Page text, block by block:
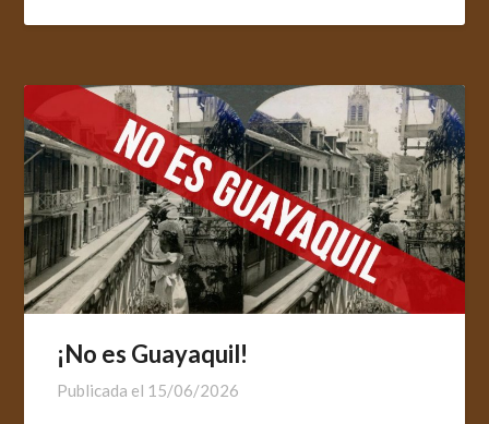
¡No es Guayaquil!
Publicada el 15/06/2026